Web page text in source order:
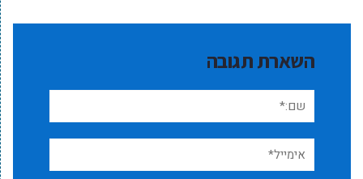
השארת תגובה
שם:*
אימייל*